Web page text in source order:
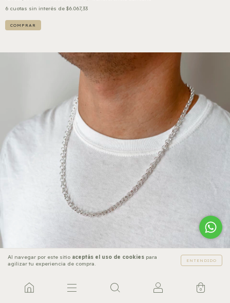
Al navegar por este sitio aceptás el uso de cookies para
agilizar tu experiencia de compra.
ENTENDIDO
0
6 cuotas sin interés de $6.067,33
Cadena michael